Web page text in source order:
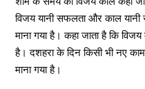
विजय यानी सफलता और काल
माना गया है। कहा जाता है कि विजय
है। दशहरा के दिन किसी भी नए
माना गया है।